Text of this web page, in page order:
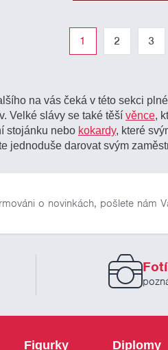
1 2 3
na vás čeká v této sekci
Velké slávy se také těšívěnce,
stojánku nebo kokardy, které
jednoduše darovat svým
o novinkách, pošlete nám
Figurky Diplomy